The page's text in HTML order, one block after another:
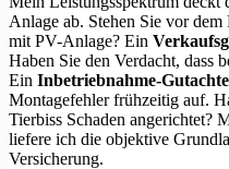
Anlage ab. Stehen Sie vor
mit PV-Anlage? Ein
Haben Sie den Verdacht, dass
Ein Inbetriebnahme-
Montagefehler frühzeitig auf.
Tierbiss Schaden angerichtet?
liefere ich die objektive
Versicherung.